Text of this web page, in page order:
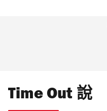
Time Out 說